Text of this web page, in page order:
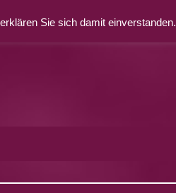
Sie sich damit einverstanden.